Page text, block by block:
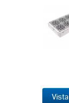
Vista